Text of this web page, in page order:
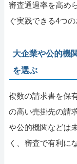
審査通過率を高め
ぐ実践できる4つ
大企業や公的機
を選ぶ
複数の請求書を保
の高い売掛先の請
や公的機関などは
く、審査で有利に